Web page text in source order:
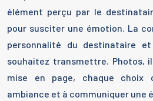
élément perçu par le
pour susciter une émotion. La
personnalité du destinataire
souhaitez transmettre. Photos,
mise en page, chaque choix
ambiance et à communiquer une